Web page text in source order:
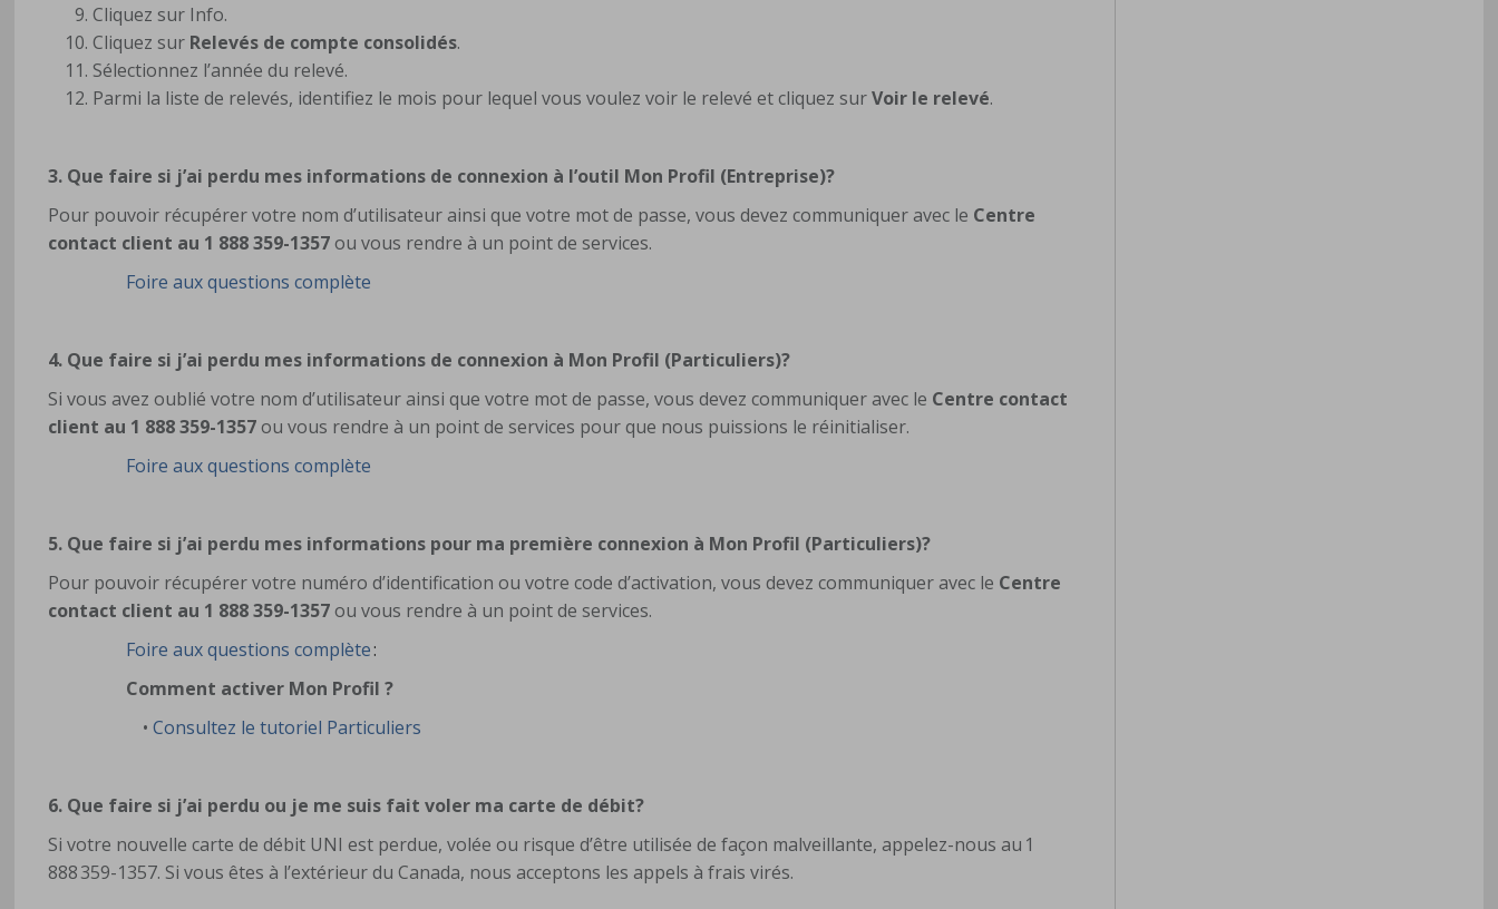
Cliquez sur Info.
Cliquez sur Relevés de compte consolidés.
Sélectionnez l’année du relevé.
Parmi la liste de relevés, identifiez le mois pour lequel vous voulez voir le relevé et cliquez surVoir le relevé.
3. Que faire si j’ai perdu mes informations de connexion à l’outil Mon Profil (Entreprise)?
Pour pouvoir récupérer votre nom d’utilisateur ainsi que votre mot de passe, vous devez communiquer avec le Centre
contact client au 1 888 359-1357ou vous rendre à un point de services.
Foire aux questions complète
4. Que faire si j’ai perdu mes informations de connexion à Mon Profil (Particuliers)?
Si vous avez oublié votre nom d’utilisateur ainsi que votre mot de passe, vous devez communiquer avec le Centre contact
client au 1 888 359-1357ou vous rendre à un point de services pour que nous puissions le réinitialiser.
Foire aux questions complète
5. Que faire si j’ai perdu mes informations pour ma première connexion à Mon Profil (Particuliers)?
Pour pouvoir récupérer votre numéro d’identification ou votre code d’activation, vous devez communiquer avec le Centre
contact client au 1 888 359-1357ou vous rendre à un point de services.
Foire aux questions complète:
Comment activer Mon Profil ?
•Consultez le tutoriel Particuliers
6. Que faire si j’ai perdu ou je me suis fait voler ma carte de débit?
Si votre nouvelle carte de débit UNI est perdue, volée ou risque d’être utilisée de façon malveillante, appelez-nous au 1
888 359-1357. Si vous êtes à l’extérieur du Canada, nous acceptons les appels à frais virés.